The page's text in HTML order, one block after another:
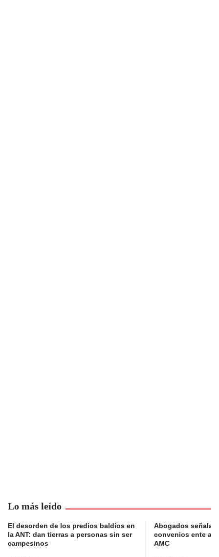
Lo más leído
El desorden de los predios baldíos en
la ANT: dan tierras a personas sin ser
campesinos
Abogados
convenios ente
AMC